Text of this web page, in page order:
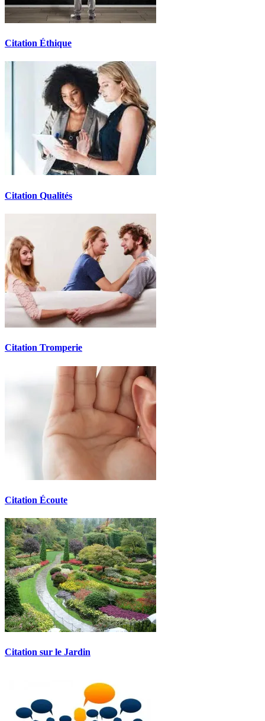
Citation Éthique
Citation Qualités
Citation Tromperie
Citation Écoute
Citation sur le Jardin